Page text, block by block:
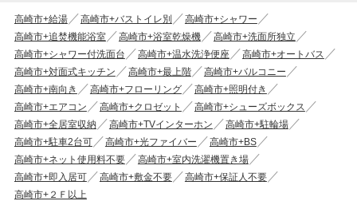
高崎市+給湯 高崎市+バストイレ別
高崎市+シャワー
高崎市+追焚機能浴室
高崎市+浴室乾燥機
高崎市+洗面所独立
高崎市+シャワー付洗面台
高崎市+温水洗浄便座
高崎市+オートバス
高崎市+対面式キッチン
高崎市+最上階
高崎市+バルコニー
高崎市+南向き
高崎市+フローリング
高崎市+照明付き
高崎市+エアコン
高崎市+クロゼット
高崎市+シューズボックス
高崎市+全居室収納
高崎市+TVインターホン
高崎市+駐輪場
高崎市+駐車2台可
高崎市+光ファイバー
高崎市+BS
高崎市+ネット使用料不要
高崎市+室内洗濯機置き場
高崎市+即入居可
高崎市+敷金不要
高崎市+保証人不要
高崎市+２Ｆ以上